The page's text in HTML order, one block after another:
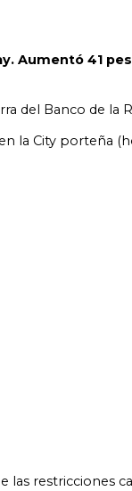
Aumentó 41
del Banco de la
la City porteña
las restricciones